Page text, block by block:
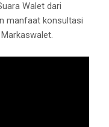
Walet dari
manfaat konsultasi